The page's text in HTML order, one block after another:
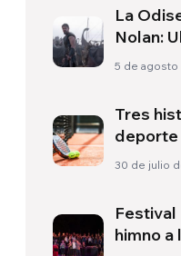
La
Nolan:
de un
5 de agosto
Tres
deporte
30 de julio
Festival
himno a